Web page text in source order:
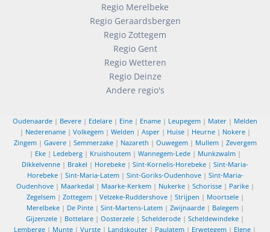
Regio Merelbeke
Regio Geraardsbergen
Regio Zottegem
Regio Gent
Regio Wetteren
Regio Deinze
Andere regio's
Oudenaarde | Bevere | Edelare | Eine | Ename | Leupegem | Mater | Melden
| Nederename| Volkegem| Welden | Asper| Huise| Heurne| Nokere|
Zingem| Gavere| Semmerzake| Nazareth | Ouwegem| Mullem| Zevergem
| Eke| Ledeberg| Kruishoutem| Wannegem-Lede| Munkzwalm|
Dikkelvenne | Brakel | Horebeke | Sint-Kornelis-Horebeke | Sint-Maria-
Horebeke| Sint-Maria-Latem| Sint-Goriks-Oudenhove| Sint-Maria-
Oudenhove| Maarkedal | Maarke-Kerkem| Nukerke| Schorisse| Parike|
Zegelsem| Zottegem| Velzeke-Ruddershove| Strijpen | Moortsele|
Merelbeke| De Pinte| Sint-Martens-Latem| Zwijnaarde| Balegem|
Gijzenzele | Bottelare | Oosterzele | Schelderode | Scheldewindeke |
Lemberge | Munte | Vurste | Landskouter | Paulatem | Erwetegem | Elene |